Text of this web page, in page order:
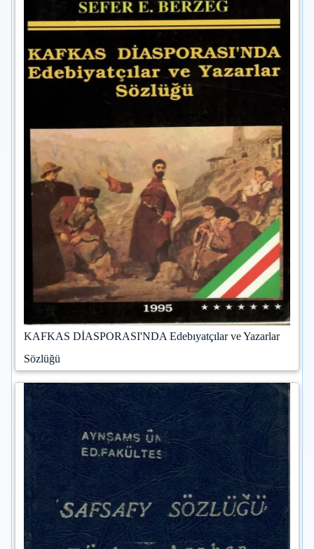
KAFKAS DİASPORASI'NDA Edebıyatçılar ve Yazarlar
Sözlüğü